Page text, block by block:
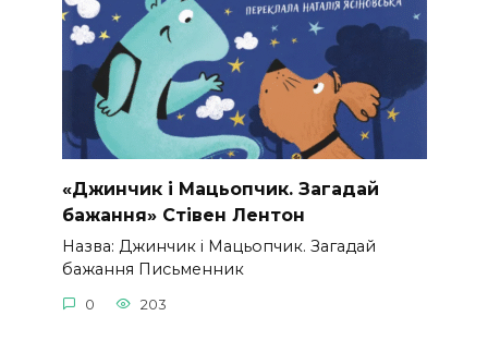
«Джинчик і Мацьопчик. Загадай
бажання» Стівен Лентон
Назва: Джинчик і Мацьопчик. Загадай
бажання Письменник
0 203